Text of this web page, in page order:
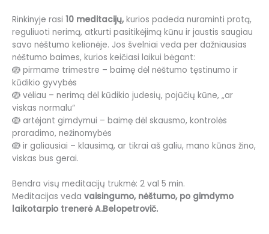
Rinkinyje rasi 10 meditacijų, kurios padeda nuraminti protą,
reguliuoti nerimą, atkurti pasitikėjimą kūnu ir jaustis saugiau
savo nėštumo kelionėje. Jos švelniai veda per dažniausias
nėštumo baimes, kurios keičiasi laikui bėgant:
🪺 pirmame trimestre – baimę dėl nėštumo tęstinumo ir
kūdikio gyvybės
🪺 vėliau – nerimą dėl kūdikio judesių, pojūčių kūne, „ar
viskas normalu“
🪺 artėjant gimdymui – baimę dėl skausmo, kontrolės
praradimo, nežinomybės
🪺 ir galiausiai – klausimą, ar tikrai aš galiu, mano kūnas žino,
viskas bus gerai.
Bendra visų meditacijų trukmė: 2 val 5 min.
Meditacijas veda vaisingumo, nėštumo, po gimdymo
laikotarpio trenerė A.Belopetrovič.